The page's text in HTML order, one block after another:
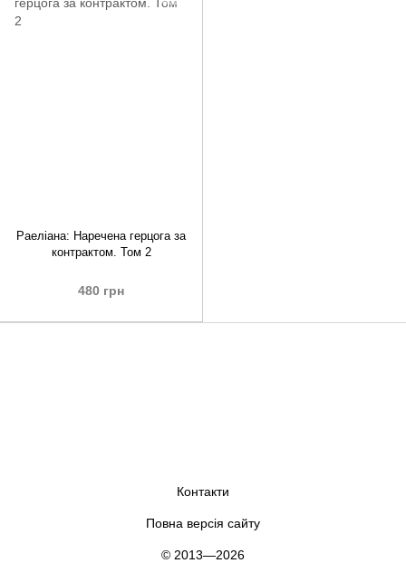
Раеліана: Наречена герцога за
контрактом. Том 2
480 грн
Контакти
Повна версія сайту
© 2013—2026